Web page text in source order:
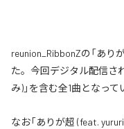
reunion_RibbonZの「あり
た。今回デジタル配信さ
み)」を含む全1曲となって
なお「ありが超 (feat.